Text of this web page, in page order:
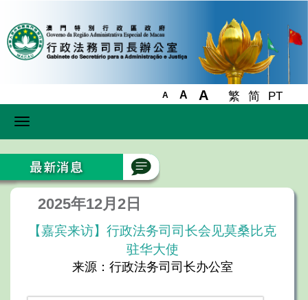
A A A 繁 简 PT
Toggle
2025年12月2日
【嘉宾来访】行政法务司司长会见莫桑比克
驻华大使
来源：行政法务司司长办公室